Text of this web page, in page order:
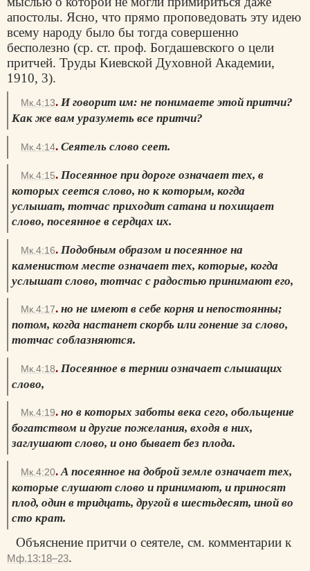
апостолы. Ясно, что прямо проповедовать эту идею
всему народу было бы тогда совершенно
бесполезно (ср. ст. проф. Богдашевского о цели
притчей. Труды Киевской Духовной Академии,
1910, 3).
Мк.4:13. И говорит им: не понимаете этой притчи?
Как же вам уразуметь все притчи?
Мк.4:14. Сеятель слово сеет.
Мк.4:15. Посеянное при дороге означает тех, в
которых сеется слово, но к которым, когда
услышат, тотчас приходит сатана и похищает
слово, посеянное в сердцах их.
Мк.4:16. Подобным образом и посеянное на
каменистом месте означает тех, которые, когда
услышат слово, тотчас с радостью принимают его,
Мк.4:17. но не имеют в себе корня и непостоянны;
потом, когда настанет скорбь или гонение за слово,
тотчас соблазняются.
Мк.4:18. Посеянное в тернии означает слышащих
слово,
Мк.4:19. но в которых заботы века сего, обольщение
богатством и другие пожелания, входя в них,
заглушают слово, и оно бывает без плода.
Мк.4:20. А посеянное на доброй земле означает тех,
которые слушают слово и принимают, и приносят
плод, один в тридцать, другой в шестьдесят, иной во
сто крат.
Объяснение притчи о сеятеле, см. комментарии к
Мф.13:18–23.